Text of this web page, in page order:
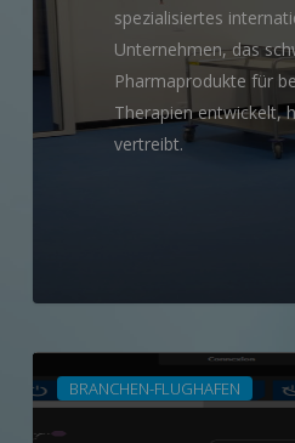
spezialisiertes
Unternehmen, das
Pharmaprodukte für
Therapien entwickelt,
vertreibt.
BRANCHEN-FLUGHAFEN